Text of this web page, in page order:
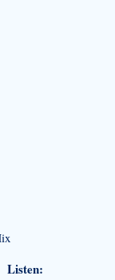
Listen: